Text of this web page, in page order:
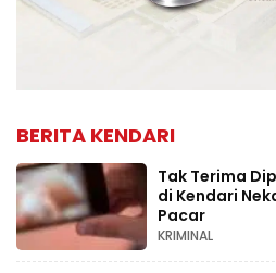
BERITA KENDARI
Tak Terima
di Kendari
Pacar
KRIMINAL